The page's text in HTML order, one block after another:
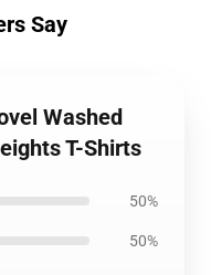
Say
Washed
T-Shirts
50%
50%